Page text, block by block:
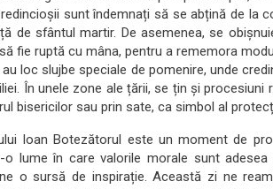
sunt îndemnați să se abțină de la
de sfântul martir. De asemenea, se
fie ruptă cu mâna, pentru a rememora
loc slujbe speciale de pomenire, unde
În unele zone ale țării, se țin și procesiuni
bisericilor sau prin sate, ca simbol al
Ioan Botezătorul este un moment de
lume în care valorile morale sunt
o sursă de inspirație. Această zi ne